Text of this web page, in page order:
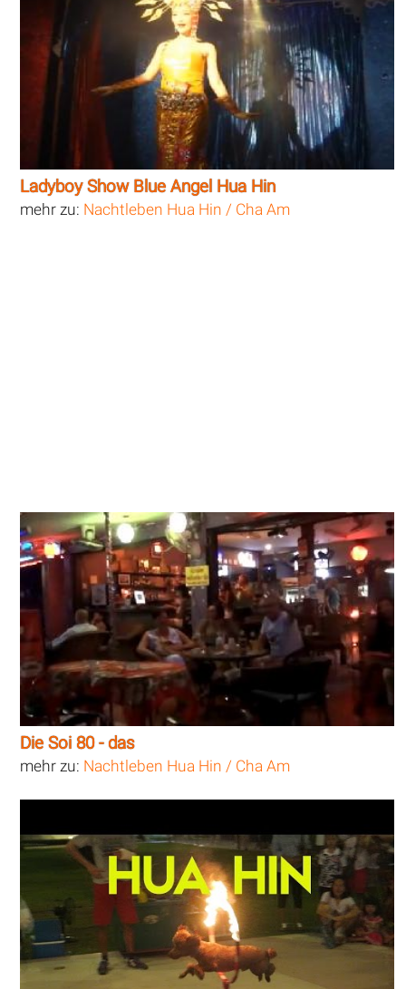
Ladyboy Show Blue Angel Hua Hin
mehr zu: Nachtleben Hua Hin / Cha Am
Die Soi 80 - das
mehr zu: Nachtleben Hua Hin / Cha Am